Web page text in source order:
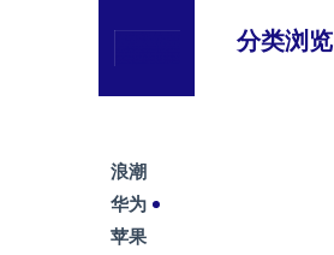
分类浏览
浪潮
华为
苹果